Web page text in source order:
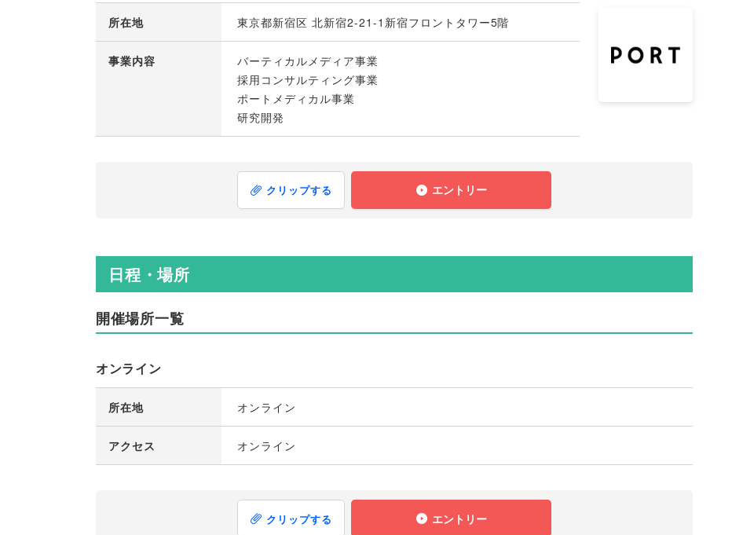
所在地 東京都新宿区 北新宿2-21-1新宿フロントタワー5階
事業内容
バーティカルメディア事業
採用コンサルティング事業
ポートメディカル事業
研究開発
クリップする エントリー
日程・場所
開催場所一覧
オンライン
所在地 オンライン
アクセス オンライン
クリップする エントリー